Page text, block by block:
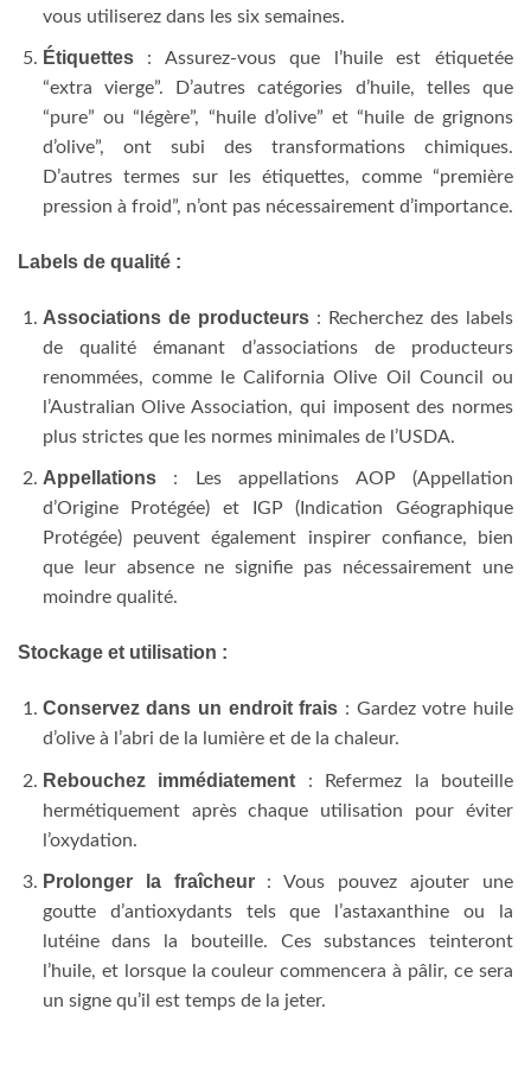
vous utiliserez dans les six semaines.
Étiquettes: Assurez-vous que l’huile est étiquetée
“extra vierge”. D’autres catégories d’huile, telles que
“pure” ou “légère”, “huile d’olive” et “huile de grignons
d’olive”, ont subi des transformations chimiques.
D’autres termes sur les étiquettes, comme “première
pression à froid”, n’ont pas nécessairement d’importance.
Labels de qualité :
Associations de producteurs: Recherchez des labels
de qualité émanant d’associations de producteurs
renommées, comme le California Olive Oil Council ou
l’Australian Olive Association, qui imposent des normes
plus strictes que les normes minimales de l’USDA.
Appellations: Les appellations AOP (Appellation
d’Origine Protégée) et IGP (Indication Géographique
Protégée) peuvent également inspirer confiance, bien
que leur absence ne signifie pas nécessairement une
moindre qualité.
Stockage et utilisation :
Conservez dans un endroit frais : Gardez votre huile
d’olive à l’abri de la lumière et de la chaleur.
Rebouchez immédiatement : Refermez la bouteille
hermétiquement après chaque utilisation pour éviter
l’oxydation.
Prolonger la fraîcheur: Vous pouvez ajouter une
goutte d’antioxydants tels que l’astaxanthine ou la
lutéine dans la bouteille. Ces substances teinteront
l’huile, et lorsque la couleur commencera à pâlir, ce sera
un signe qu’il est temps de la jeter.